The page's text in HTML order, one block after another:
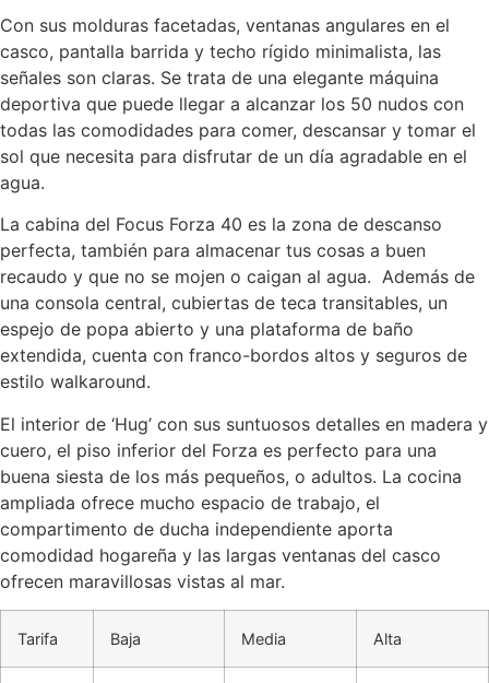
Con sus molduras facetadas, ventanas angulares en el
casco, pantalla barrida y techo rígido minimalista, las
señales son claras. Se trata de una elegante máquina
deportiva que puede llegar a alcanzar los 50 nudos con
todas las comodidades para comer, descansar y tomar el
sol que necesita para disfrutar de un día agradable en el
agua.
La cabina del Focus Forza 40 es la zona de descanso
perfecta, también para almacenar tus cosas a buen
recaudo y que no se mojen o caigan al agua. Además de
una consola central, cubiertas de teca transitables, un
espejo de popa abierto y una plataforma de baño
extendida, cuenta con franco-bordos altos y seguros de
estilo walkaround.
El interior de ‘Hug’ con sus suntuosos detalles en madera y
cuero, el piso inferior del Forza es perfecto para una
buena siesta de los más pequeños, o adultos. La cocina
ampliada ofrece mucho espacio de trabajo, el
compartimento de ducha independiente aporta
comodidad hogareña y las largas ventanas del casco
ofrecen maravillosas vistas al mar.
Tarifa Baja Media Alta